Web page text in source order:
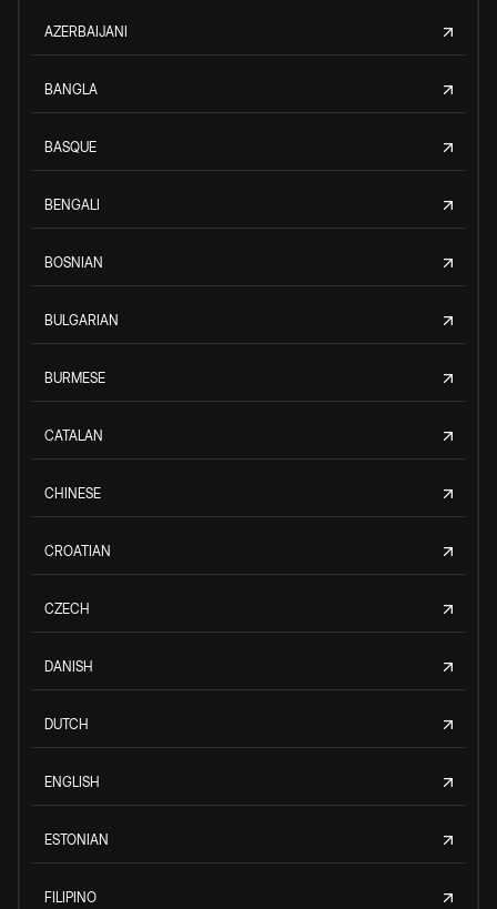
AZERBAIJANI
BANGLA
BASQUE
BENGALI
BOSNIAN
BULGARIAN
BURMESE
CATALAN
CHINESE
CROATIAN
CZECH
DANISH
DUTCH
ENGLISH
ESTONIAN
FILIPINO